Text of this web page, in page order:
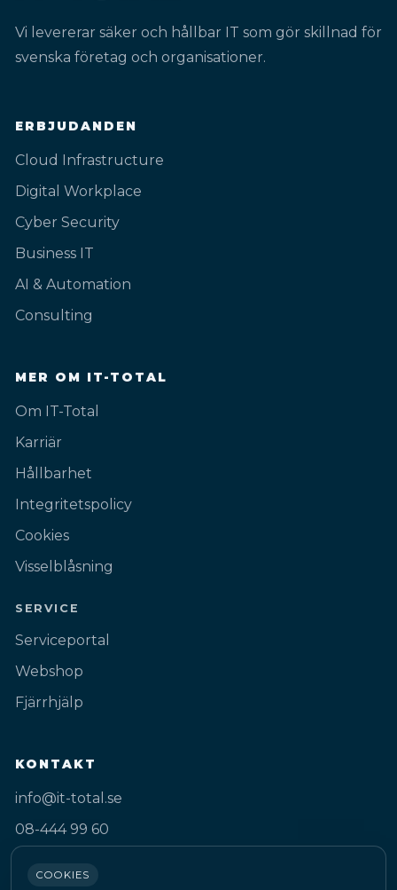
Vi levererar säker och hållbar IT som gör skillnad för
svenska företag och organisationer.
ERBJUDANDEN
Cloud Infrastructure
Digital Workplace
Cyber Security
Business IT
AI & Automation
Consulting
MER OM IT-TOTAL
Om IT-Total
Karriär
Hållbarhet
Integritetspolicy
Cookies
Visselblåsning
SERVICE
Serviceportal
Webshop
Fjärrhjälp
KONTAKT
info@it-total.se
08-444 99 60
169 74 Solna
COOKIES